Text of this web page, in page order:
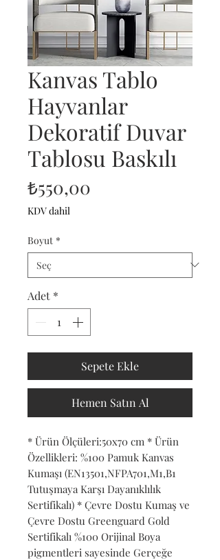
Kanvas Tablo
Hayvanlar
Dekoratif Duvar
Tablosu Baskılı
₺550,00
KDV dahil
Boyut *
Adet *
Sepete Ekle
Hemen Satın Al
* Ürün Ölçüleri:50x70 cm * Ürün
Özellikleri: %100 Pamuk Kanvas
Kumaşı (EN13501,NFPA701,M1,B1
Tutuşmaya Karşı Dayanıklılık
Sertifikalı) * Çevre Dostu Kumaş ve
Çevre Dostu Greenguard Gold
Sertifikalı %100 Orijinal Boya
pigmentleri sayesinde Gerçeğe